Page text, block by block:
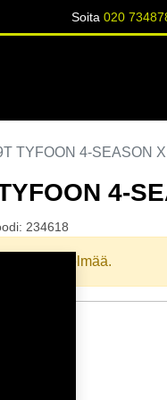
Soita 020
TYFOON 4-SEASON
4-
234618
yhdistelmää.